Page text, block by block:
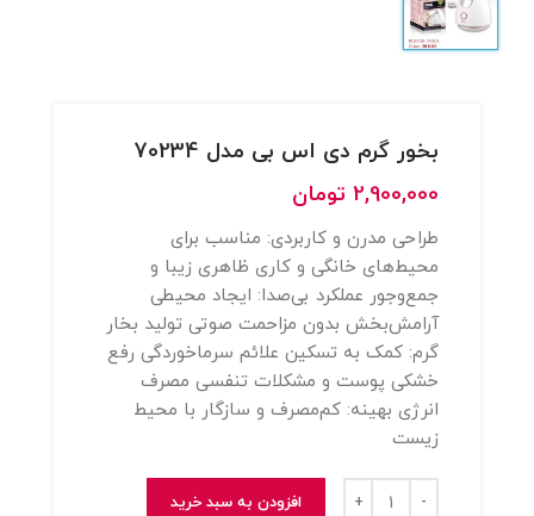
بخور گرم دی اس بی مدل 70234
2,900,000 تومان
طراحی مدرن و کاربردی: مناسب برای
محیط‌های خانگی و کاری ظاهری زیبا و
جمع‌وجور عملکرد بی‌صدا: ایجاد محیطی
آرامش‌بخش بدون مزاحمت صوتی تولید بخار
گرم: کمک به تسکین علائم سرماخوردگی رفع
خشکی پوست و مشکلات تنفسی مصرف
انرژی بهینه: کم‌مصرف و سازگار با محیط
زیست
بخور گرم دی اس بی مدل 70234
افزودن به سبد خرید